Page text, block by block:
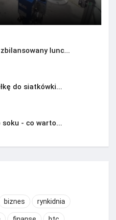
lunc...
do siatkówki...
soku - co warto...
biznes rynkidnia